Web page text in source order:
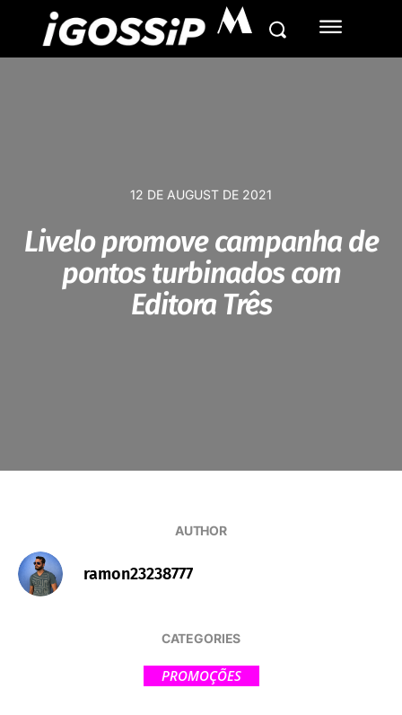
M
12 DE AUGUST DE 2021
Livelo promove campanha de
pontos turbinados com
Editora Três
AUTHOR
ramon23238777
CATEGORIES
PROMOÇÕES